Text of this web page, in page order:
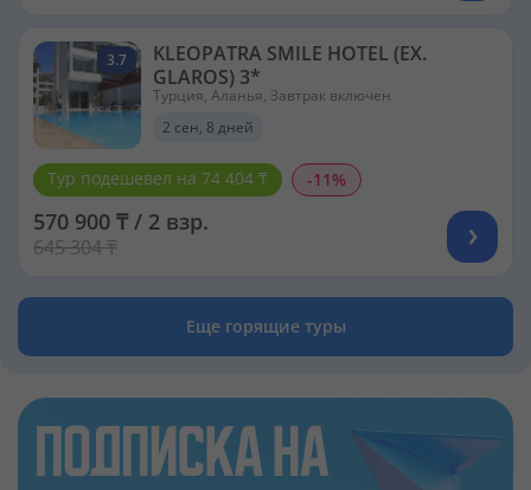
3.7
KLEOPATRA SMILE HOTEL (EX.
GLAROS) 3*
Турция, Аланья, Завтрак включен
2 сен, 8 дней
Тур подешевел на 74 404 ₸ -11%
570 900 ₸ / 2 взр.
645 304 ₸
Еще горящие туры